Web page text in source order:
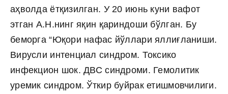
аҳволда ётқизилган. У 20 июнь куни вафот
этган А.Н.нинг яқин қариндоши бўлган. Бу
беморга “Юқори нафас йўллари яллиғланиши.
Вирусли интенциал синдром. Токсико
инфекцион шок. ДВС синдроми. Гемолитик
уремик синдром. Ўткир буйрак етишмовчилиги.